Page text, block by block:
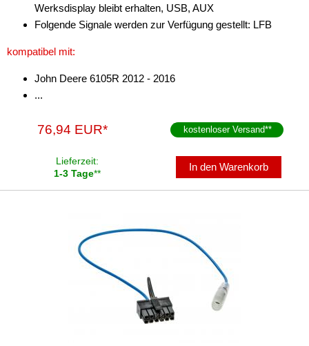
Werksdisplay bleibt erhalten, USB, AUX
Folgende Signale werden zur Verfügung gestellt: LFB
kompatibel mit:
John Deere 6105R 2012 - 2016
...
76,94 EUR* kostenloser Versand**
Lieferzeit:
1-3 Tage**
In den Warenkorb